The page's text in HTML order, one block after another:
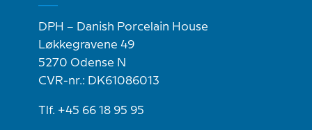
DPH – Danish Porcelain House
Løkkegravene 49
5270 Odense N
CVR-nr.: DK61086013
Tlf. +45 66 18 95 95